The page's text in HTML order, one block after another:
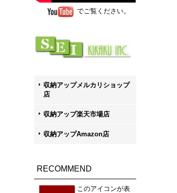
でご覧ください。
収納アップメルカリショップ
店
収納アップ楽天市場店
収納アップAmazon店
RECOMMEND
このアイコンが表